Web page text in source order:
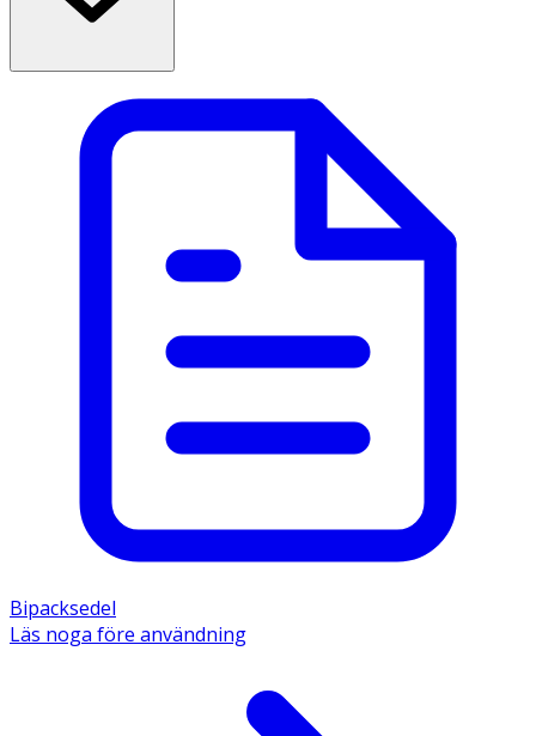
Bipacksedel
Läs noga före användning